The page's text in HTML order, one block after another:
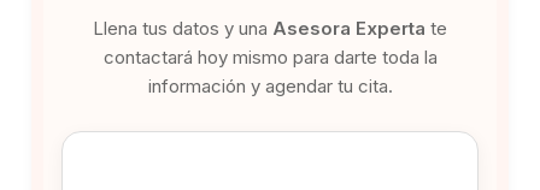
Llena tus datos y una Asesora Experta te
contactará hoy mismo para darte toda la
información y agendar tu cita.